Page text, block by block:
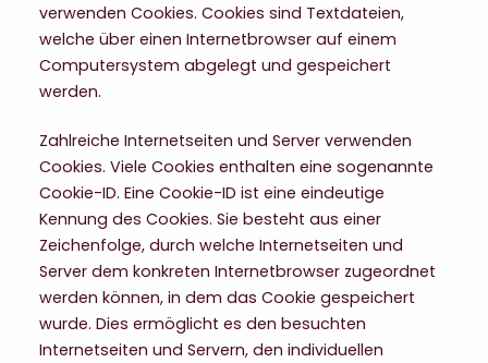
verwenden Cookies. Cookies sind Textdateien,
welche über einen Internetbrowser auf einem
Computersystem abgelegt und gespeichert
werden.
Zahlreiche Internetseiten und Server verwenden
Cookies. Viele Cookies enthalten eine sogenannte
Cookie-ID. Eine Cookie-ID ist eine eindeutige
Kennung des Cookies. Sie besteht aus einer
Zeichenfolge, durch welche Internetseiten und
Server dem konkreten Internetbrowser zugeordnet
werden können, in dem das Cookie gespeichert
wurde. Dies ermöglicht es den besuchten
Internetseiten und Servern, den individuellen